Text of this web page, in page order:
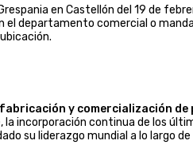
en Castellón del 19 de
departamento comercial o
fabricación y comercialización
incorporación continua de los
su liderazgo mundial a lo largo